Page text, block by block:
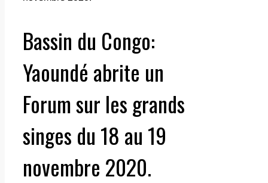
Bassin du Congo:
Yaoundé abrite un
Forum sur les grands
singes du 18 au 19
novembre 2020.